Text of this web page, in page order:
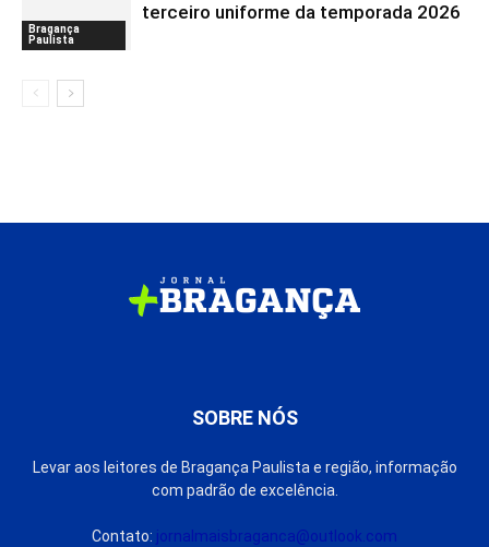
Bragança
Paulista
terceiro uniforme da temporada 2026
SOBRE NÓS
Levar aos leitores de Bragança Paulista e região, informação
com padrão de excelência.
Contato: jornalmaisbraganca@outlook.com